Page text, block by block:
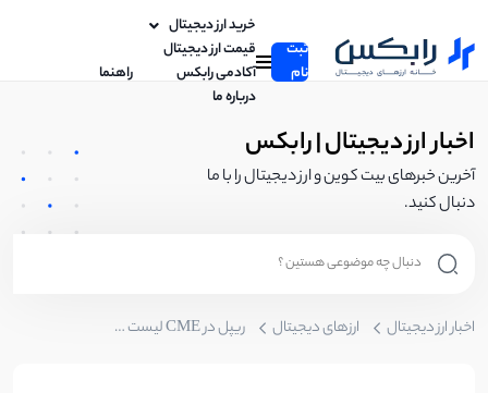
ثبت
نام
خرید ارز دیجیتال
قیمت ارز دیجیتال
آکادمی رابکس
راهنما
درباره ما
اخبار ارز دیجیتال | رابکس
آخرین خبرهای بیت کوین و ارز دیجیتال را با ما
دنبال کنید.
اخبار ارز دیجیتال ارزهای دیجیتال ریپل در CME لیست می‌شود! امروز 29 اردیبهشت